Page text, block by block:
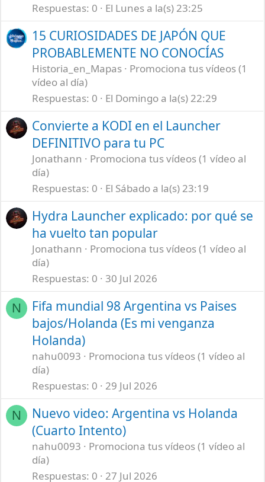
Respuestas 0 El Lunes a la(s) 23:25
15 CURIOSIDADES DE JAPÓN QUE
PROBABLEMENTE NO CONOCÍAS
Historia_en_Mapas
Promociona tus vídeos (1
vídeo al día)
Respuestas 0 El Domingo a la(s) 22:29
Convierte a KODI en el Launcher
DEFINITIVO para tu PC
Jonathann
Promociona tus vídeos (1 vídeo al
día)
Respuestas 0 El Sábado a la(s) 23:19
Hydra Launcher explicado: por qué se
ha vuelto tan popular
Jonathann
Promociona tus vídeos (1 vídeo al
día)
Respuestas 0 30 Jul 2026
N
Fifa mundial 98 Argentina vs Paises
bajos/Holanda (Es mi venganza
Holanda)
nahu0093
Promociona tus vídeos (1 vídeo al
día)
Respuestas 0 29 Jul 2026
N
Nuevo video: Argentina vs Holanda
(Cuarto Intento)
nahu0093
Promociona tus vídeos (1 vídeo al
día)
Respuestas 0 27 Jul 2026